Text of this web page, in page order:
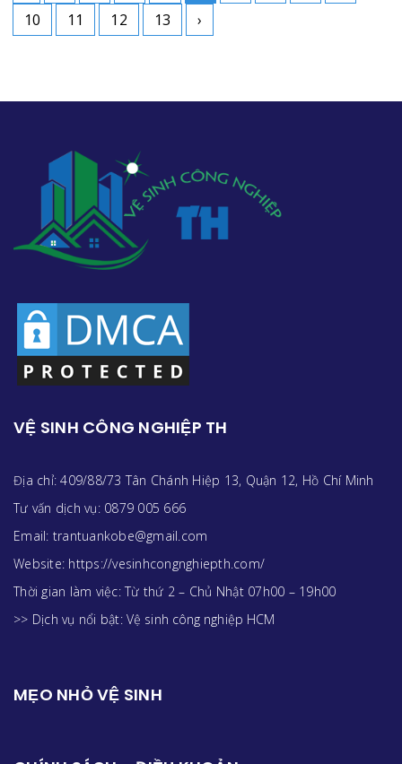
10
11 12 13 ›
VỆ SINH CÔNG NGHIỆP TH
Địa chỉ: 409/88/73 Tân Chánh Hiệp 13, Quận 12, Hồ Chí Minh
Tư vấn dịch vụ: 0879 005 666
Email: trantuankobe@gmail.com
Website: https://vesinhcongnghiepth.com/
Thời gian làm việc: Từ thứ 2 – Chủ Nhật 07h00 – 19h00
>> Dịch vụ nổi bật: Vệ sinh công nghiệp HCM
MẸO NHỎ VỆ SINH